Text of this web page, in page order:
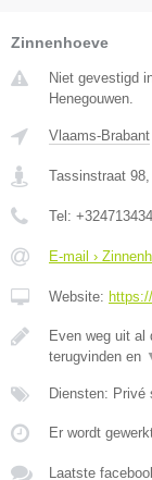
Zinnenhoeve
Niet gevestigd
Henegouwen.
Vlaams-Brabant
Tassinstraat 98,
Tel:
E-mail ›
Website:
Even weg uit al
terugvinden en
Diensten: Privé
Er wordt
Laatste